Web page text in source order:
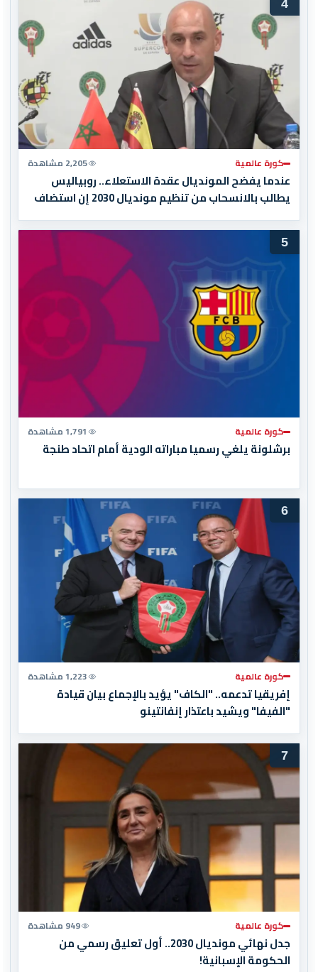
4
كورة عالمية 2,205 مشاهدة
عندما يفضح المونديال عقدة الاستعلاء.. روبياليس
يطالب بالانسحاب من تنظيم مونديال 2030 إن استضاف
المغرب المباراة النهائية!
5
كورة عالمية 1,791 مشاهدة
برشلونة يلغي رسميا مباراته الودية أمام اتحاد طنجة
6
كورة عالمية 1,223 مشاهدة
إفريقيا تدعمه.. "الكاف" يؤيد بالإجماع بيان قيادة
"الفيفا" ويشيد باعتذار إنفانتينو
7
كورة عالمية 949 مشاهدة
جدل نهائي مونديال 2030.. أول تعليق رسمي من
الحكومة الإسبانية!